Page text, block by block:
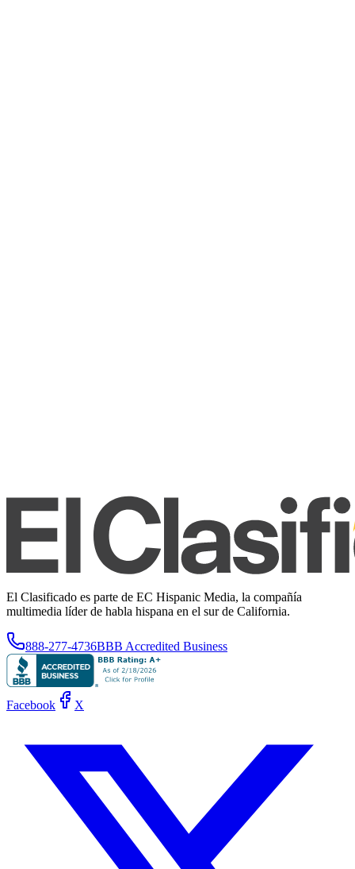
El Clasificado es parte de EC Hispanic Media, la compañía
multimedia líder de habla hispana en el sur de California.
888-277-4736BBB Accredited Business
Facebook X